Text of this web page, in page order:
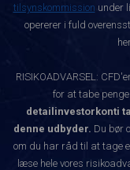
tilsynskommission under
opererer i fuld
RISIKOADVARSEL:
for at tabe
detailinvestorkonti
denne udbyder. Du bør
om du har råd til at tage
læse hele vores